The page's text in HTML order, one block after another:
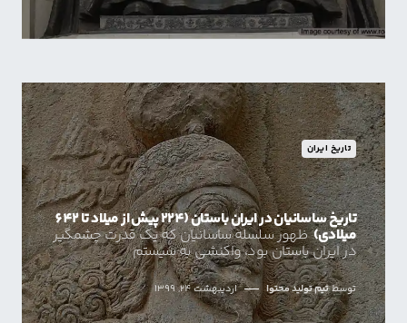
تاریخ ایران
تاریخ ساسانیان در ایران باستان (224 پیش از میلاد تا 642
میلادی)ظهور سلسله ساسانیان که یک قدرت چشمگیر
در ایران باستان بود، واکنشی به سیستم
توسطتیم تولید محتوا اردیبهشت 24, 1399